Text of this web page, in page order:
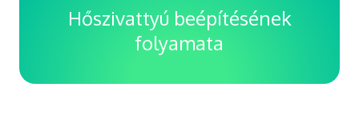
rendszerek nagyobb létesítmények fűtésére és
hűtésére is alkalmasak. A telepítés bár kezdetben
magasabb költséggel járhat, a rendszer hosszú távú
kiváló befektetést jelent.
Hőszivattyú beépítésének
folyamata